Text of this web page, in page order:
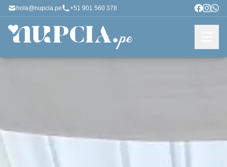
hola@nupcia.pe +51 901 560 378